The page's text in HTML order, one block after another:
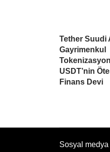
Tether Suudi
Gayrimenkul
USDT’nin
Finans Devi
Sosyal medya